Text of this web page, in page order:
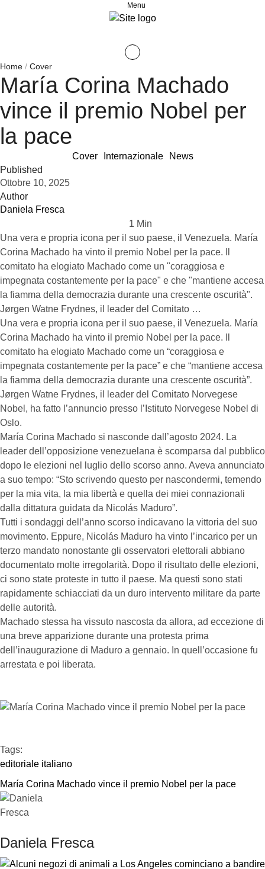
Menu
Home / Cover
María Corina Machado
vince il premio Nobel per
la pace
Cover Internazionale
News
Published
Ottobre 10, 2025
Author
Daniela Fresca
1 Min
Una vera e propria icona per il suo paese, il Venezuela. María
Corina Machado ha vinto il premio Nobel per la pace. Il
comitato ha elogiato Machado come un "coraggiosa e
impegnata costantemente per la pace" e che "mantiene accesa
la fiamma della democrazia durante una crescente oscurità".
Jørgen Watne Frydnes, il leader del Comitato …
Una vera e propria icona per il suo paese, il Venezuela. María
Corina Machado ha vinto il premio Nobel per la pace. Il
comitato ha elogiato Machado come un “coraggiosa e
impegnata costantemente per la pace” e che “mantiene accesa
la fiamma della democrazia durante una crescente oscurità”.
Jørgen Watne Frydnes, il leader del Comitato Norvegese
Nobel, ha fatto l’annuncio presso l’Istituto Norvegese Nobel di
Oslo.
María Corina Machado si nasconde dall’agosto 2024. La
leader dell’opposizione venezuelana è scomparsa dal pubblico
dopo le elezioni nel luglio dello scorso anno. Aveva annunciato
a suo tempo: “Sto scrivendo questo per nascondermi, temendo
per la mia vita, la mia libertà e quella dei miei connazionali
dalla dittatura guidata da Nicolás Maduro”.
Tutti i sondaggi dell’anno scorso indicavano la vittoria del suo
movimento. Eppure, Nicolás Maduro ha vinto l’incarico per un
terzo mandato nonostante gli osservatori elettorali abbiano
documentato molte irregolarità. Dopo il risultato delle elezioni,
ci sono state proteste in tutto il paese. Ma questi sono stati
rapidamente schiacciati da un duro intervento militare da parte
delle autorità.
Machado stessa ha vissuto nascosta da allora, ad eccezione di
una breve apparizione durante una protesta prima
dell’inaugurazione di Maduro a gennaio. In quell’occasione fu
arrestata e poi liberata.
Tags:
editoriale italiano
María Corina Machado vince il premio Nobel per la pace
Daniela Fresca